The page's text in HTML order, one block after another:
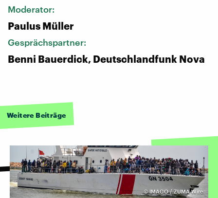
Moderator:
Paulus Müller
Gesprächspartner:
Benni Bauerdick, Deutschlandfunk Nova
Weitere Beiträge
©IMAGO / ZUMA Wire